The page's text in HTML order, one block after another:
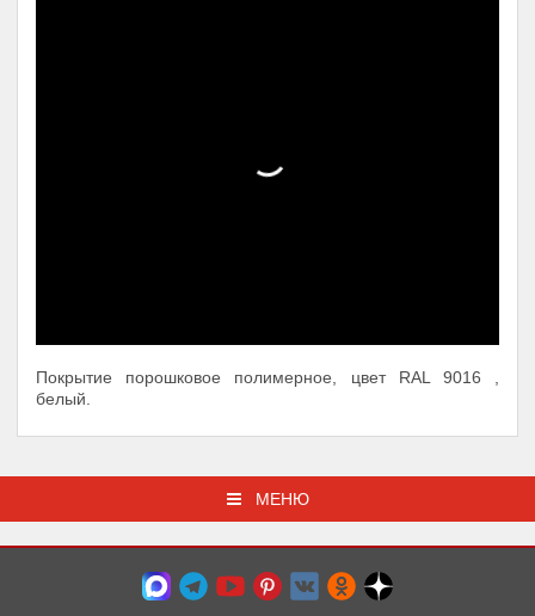
Покрытие порошковое полимерное, цвет RAL 9016 ,
белый.
МЕНЮ